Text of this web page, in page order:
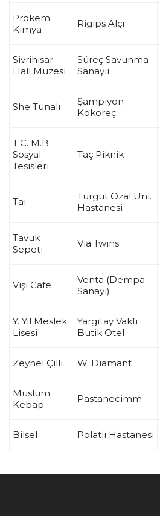
Prokem
Kimya
Rigips Alçı
Sivrihisar
Halı Müzesi
Süreç Savunma
Sanayii
She Tunalı
Şampiyon
Kokoreç
T.C. M.B.
Sosyal
Tesisleri
Taç Piknik
Tai
Turgut Özal Üni.
Hastanesi
Tavuk
Sepeti
Via Twins
Vişi Cafe
Venta (Dempa
Sanayi)
Y. Yıl Meslek
Lisesi
Yargıtay Vakfı
Butik Otel
Zeynel Çilli W. Diamant
Müslüm
Kebap
Pastanecimm
Bilsel Polatlı Hastanesi